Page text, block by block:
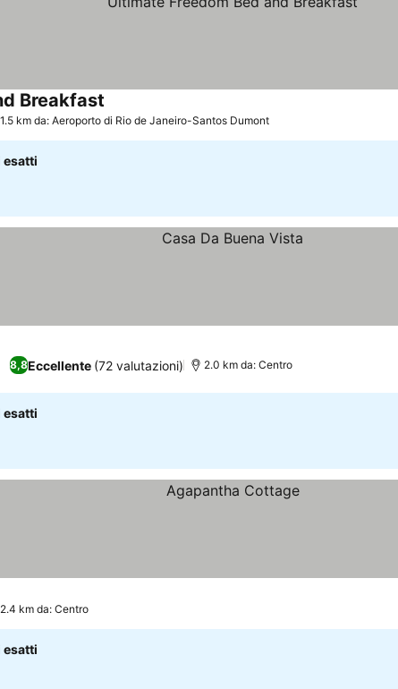
Breakfast
1.5 km da: Aeroporto di Rio de Janeiro-Santos Dumont
esatti
8,8Eccellente (72 valutazioni) 2.0 km da: Centro
esatti
i prezzi
2.4 km da: Centro
esatti